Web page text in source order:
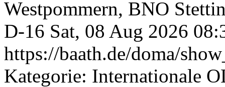
Westpommern, BNO
D-16 Sat, 08 Aug 2026
https://baath.de/doma/
Kategorie: Internationale